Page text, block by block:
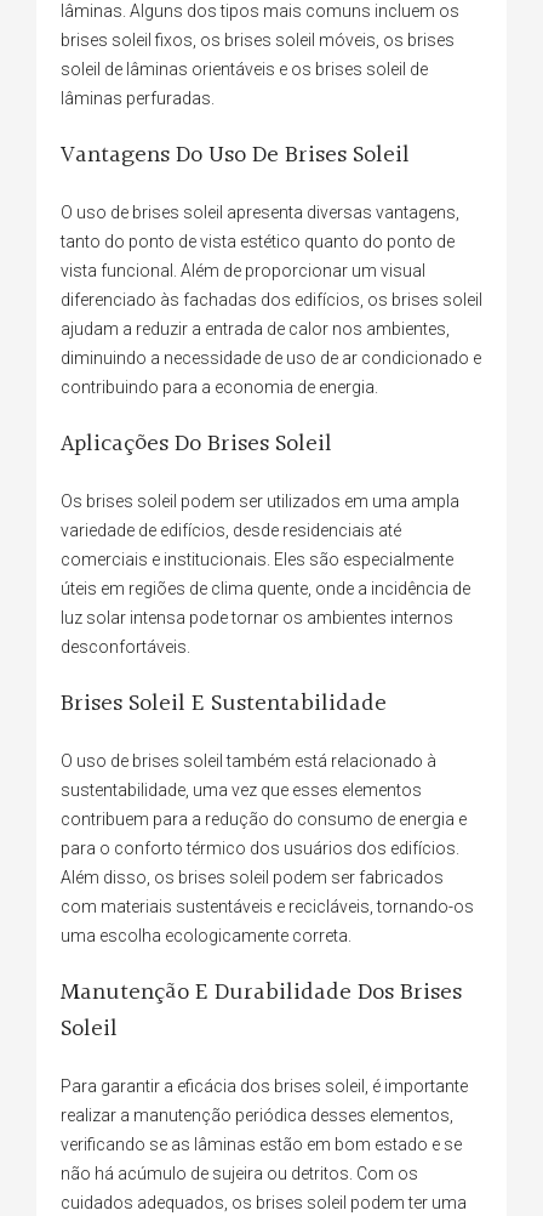
lâminas. Alguns dos tipos mais comuns incluem os
brises soleil fixos, os brises soleil móveis, os brises
soleil de lâminas orientáveis e os brises soleil de
lâminas perfuradas.
Vantagens Do Uso De Brises Soleil
O uso de brises soleil apresenta diversas vantagens,
tanto do ponto de vista estético quanto do ponto de
vista funcional. Além de proporcionar um visual
diferenciado às fachadas dos edifícios, os brises soleil
ajudam a reduzir a entrada de calor nos ambientes,
diminuindo a necessidade de uso de ar condicionado e
contribuindo para a economia de energia.
Aplicações Do Brises Soleil
Os brises soleil podem ser utilizados em uma ampla
variedade de edifícios, desde residenciais até
comerciais e institucionais. Eles são especialmente
úteis em regiões de clima quente, onde a incidência de
luz solar intensa pode tornar os ambientes internos
desconfortáveis.
Brises Soleil E Sustentabilidade
O uso de brises soleil também está relacionado à
sustentabilidade, uma vez que esses elementos
contribuem para a redução do consumo de energia e
para o conforto térmico dos usuários dos edifícios.
Além disso, os brises soleil podem ser fabricados
com materiais sustentáveis e recicláveis, tornando-os
uma escolha ecologicamente correta.
Manutenção E Durabilidade Dos Brises
Soleil
Para garantir a eficácia dos brises soleil, é importante
realizar a manutenção periódica desses elementos,
verificando se as lâminas estão em bom estado e se
não há acúmulo de sujeira ou detritos. Com os
cuidados adequados, os brises soleil podem ter uma